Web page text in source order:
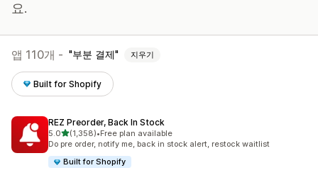
요.
앱 110개 - 부분 결제 지우기
Built for Shopify
REZ Preorder, Back In Stock
5.0별 5개 중
(1,358)
총 리뷰 1358개
•Free plan available
Do pre order, notify me, back in stock alert, restock waitlist
Built for Shopify